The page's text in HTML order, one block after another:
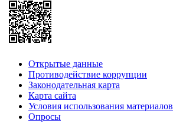
Открытые данные
Противодействие коррупции
Законодательная карта
Карта сайта
Условия использования материалов
Опросы